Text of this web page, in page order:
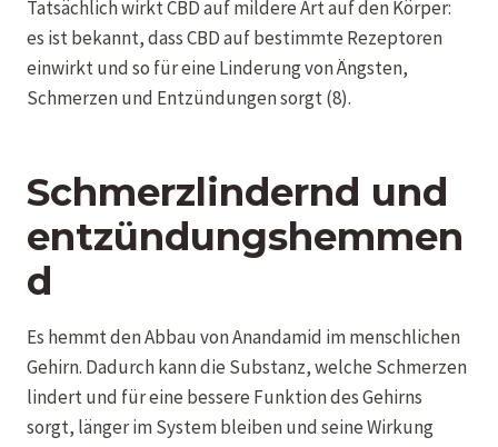
Tatsächlich wirkt CBD auf mildere Art auf den Körper:
es ist bekannt, dass CBD auf bestimmte Rezeptoren
einwirkt und so für eine Linderung von Ängsten,
Schmerzen und Entzündungen sorgt (8).
Schmerzlindernd und
entzündungshemmen
d
Es hemmt den Abbau von Anandamid im menschlichen
Gehirn. Dadurch kann die Substanz, welche Schmerzen
lindert und für eine bessere Funktion des Gehirns
sorgt, länger im System bleiben und seine Wirkung